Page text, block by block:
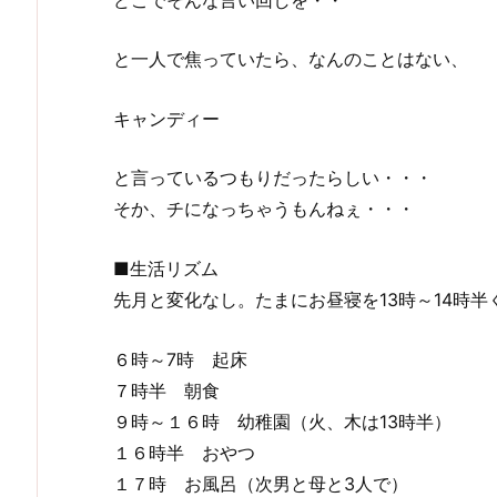
と一人で焦っていたら、なんのことはない、
キャンディー
と言っているつもりだったらしい・・・
そか、チになっちゃうもんねぇ・・・
■生活リズム
先月と変化なし。たまにお昼寝を13時～14時半
６時～7時 起床
７時半 朝食
９時～１６時 幼稚園（火、木は13時半）
１６時半 おやつ
１７時 お風呂（次男と母と3人で）